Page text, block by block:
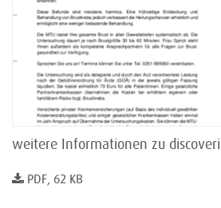
weitere Informationen zu
PDF, 62 KB